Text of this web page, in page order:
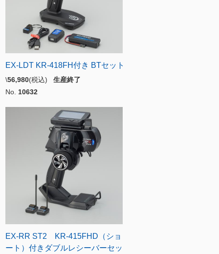
EX-LDT KR-418FH付き BTセット
\56,980(税込) 生産終了
No. 10632
EX-RR ST2 KR-415FHD（ショ
ート）付きダブルレシーバーセッ